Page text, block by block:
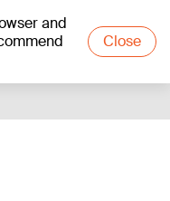
and
Close